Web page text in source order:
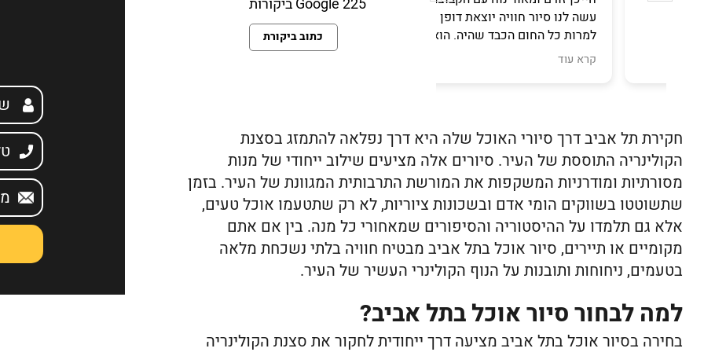
כתוב ביקורת
והשוק צבעוני ומעניין. מומלץ בחום
עשה לנו סיור חוויה יוצאת דופן
למרות כל החום הכבד שהיה. הוא נתן
לנו הרגשה טובה.
קרא עוד
חקירת תל אביב דרך סיורי האוכל שלה היא דרך נפלאה להתמזג בסצנת
הקולינריה התוססת של העיר. סיורים אלה מציעים שילוב ייחודי של מנות
מסורתיות ומודרניות המשקפות את המורשת התרבותית המגוונת של העיר. בזמן
שתשוטטו בשווקים הומי אדם ובשכונות ציוריות, לא רק שתטעמו אוכל טעים,
אלא גם תלמדו על ההיסטוריה והסיפורים שמאחורי כל מנה. בין אם אתם
מקומיים או תיירים, סיור אוכל בתל אביב מבטיח חוויה בלתי נשכחת מלאה
בטעמים, ניחוחות ותובנות על הנוף הקולינרי העשיר של העיר.
למה לבחור סיור אוכל בתל אביב?
בחירה בסיור אוכל בתל אביב מציעה דרך ייחודית לחקור את סצנת הקולינריה